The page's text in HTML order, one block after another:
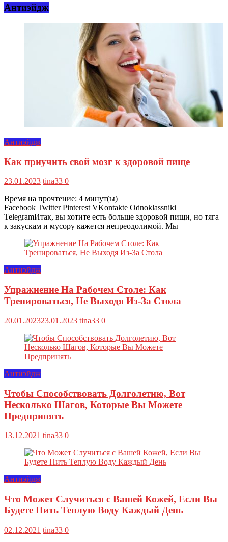
Антиэйдж
Антиэйдж
Как приучить свой мозг к здоровой пище
23.01.2023 tina33 0
Время на прочтение: 4 минут(ы)
Facebook Twitter Pinterest VKontakte Odnoklassniki
TelegramИтак, вы хотите есть больше здоровой пищи, но тяга
к закускам и мусору кажется непреодолимой. Мы
Антиэйдж
Упражнение На Рабочем Столе: Как
Тренироваться, Не Выходя Из-За Стола
20.01.202323.01.2023 tina33 0
Антиэйдж
Чтобы Способствовать Долголетию, Вот
Несколько Шагов, Которые Вы Можете
Предпринять
13.12.2021 tina33 0
Антиэйдж
Что Может Случиться с Вашей Кожей, Если Вы
Будете Пить Теплую Воду Каждый День
02.12.2021 tina33 0